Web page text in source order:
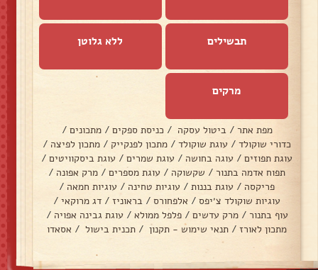
תבשילים ללא גלוטן
מרקים
מפת אתר / ביטול עסקה / כניסת ספקים / מתכונים /
כדורי שוקולד / עוגת שוקולד / מתכון לפנקייק / מתכון לפיצה /
עוגת תפוזים / עוגה בחושה / עוגת שמרים / עוגת ביסקוויטים /
תפוח אדמה בתנור / שקשוקה / עוגת מספרים / מרק אפונה /
פריקסה / עוגת בננות / עוגיות טחינה / עוגיות חמאה /
עוגיות שוקולד צ׳יפס / אלפחורס / בראוניז / דג מרוקאי /
עוף בתנור / מרק עדשים / פלפל ממולא / עוגת גבינה אפויה /
מתכון לאורז / תנאי שימוש - תקנון / תכנית בישול / אסאדו